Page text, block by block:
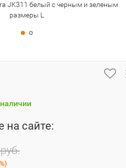
JK311 белый с черным и зеленым
размеры L
на сайте:
)